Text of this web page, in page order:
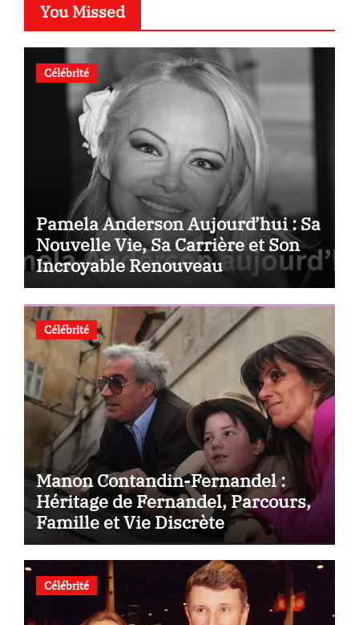
You Missed
Célébrité
Pamela Anderson Aujourd’hui : Sa
Nouvelle Vie, Sa Carrière et Son
Incroyable Renouveau
Célébrité
Manon Contandin-Fernandel :
Héritage de Fernandel, Parcours,
Famille et Vie Discrète
Célébrité